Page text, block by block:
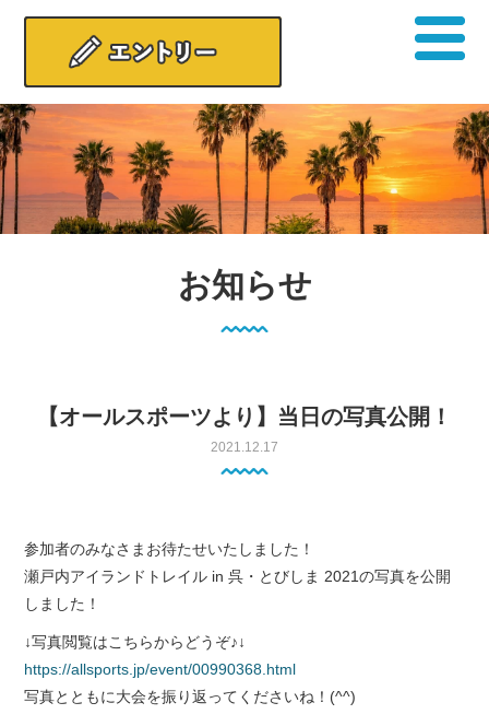
お知らせ
【オールスポーツより】当日の写真公開！
2021.12.17
参加者のみなさまお待たせいたしました！
瀬戸内アイランドトレイル in 呉・とびしま 2021の写真を公開
しました！
↓写真閲覧はこちらからどうぞ♪↓
https://allsports.jp/event/00990368.html
写真とともに大会を振り返ってくださいね！(^^)